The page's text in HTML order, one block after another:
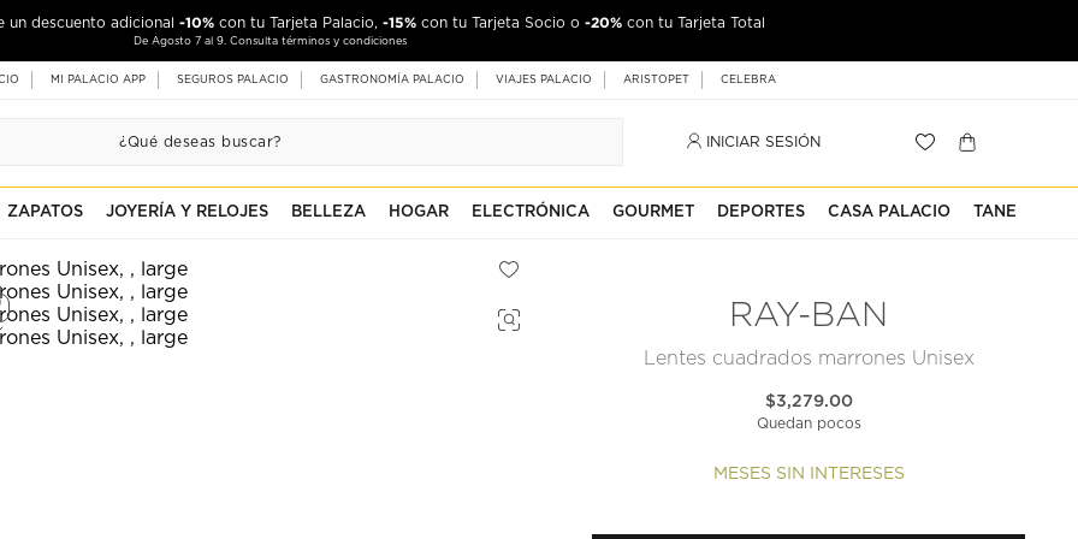
un descuento adicional -10% con tu Tarjeta Palacio, -15% con tu Tarjeta Socio o -20% con tu Tarjeta Total
De Agosto 7 al 9. Consulta términos y condiciones
MI PALACIO APP SEGUROS PALACIO GASTRONOMÍA PALACIO VIAJES PALACIO ARISTOPET CELEBRA
INICIAR SESIÓN
ZAPATOS JOYERÍA Y RELOJES BELLEZA HOGAR ELECTRÓNICA GOURMET DEPORTES CASA PALACIO TANE
RAY-BAN
Lentes cuadrados marrones Unisex
$3,279.00
Quedan pocos
MESES SIN INTERESES